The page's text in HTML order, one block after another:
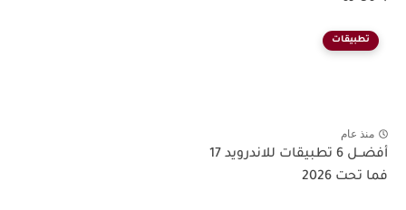
تطبيقات
منذ عام
أفضــل 6 تطبيقات للاندرويد 17
فما تحت 2026